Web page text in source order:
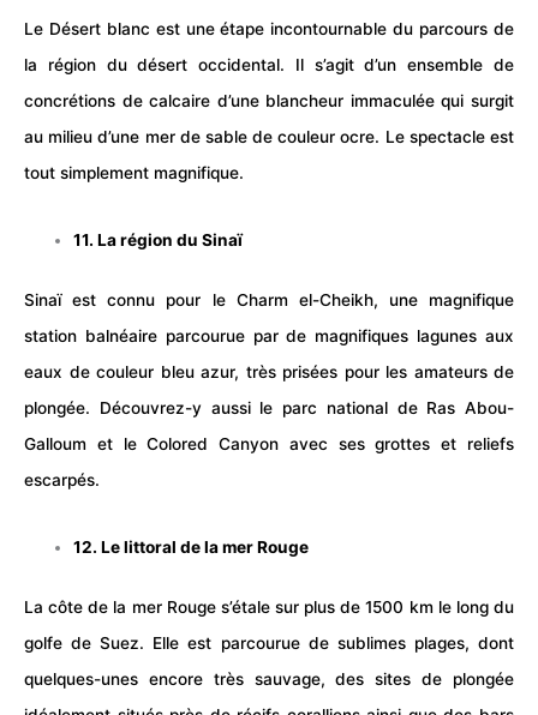
Le Désert blanc est une étape incontournable du parcours de
la région du désert occidental. Il s’agit d’un ensemble de
concrétions de calcaire d’une blancheur immaculée qui surgit
au milieu d’une mer de sable de couleur ocre. Le spectacle est
tout simplement magnifique.
11. La région du Sinaï
Sinaï est connu pour le Charm el-Cheikh, une magnifique
station balnéaire parcourue par de magnifiques lagunes aux
eaux de couleur bleu azur, très prisées pour les amateurs de
plongée. Découvrez-y aussi le parc nationalde Ras Abou-
Galloum et le Colored Canyon avec ses grottes et reliefs
escarpés.
12. Le littoral de la mer Rouge
La côte de la mer Rouge s’étale sur plus de 1500 km le long du
golfe de Suez. Elle est parcourue de sublimes plages, dont
quelques-unes encore très sauvage, des sites de plongée